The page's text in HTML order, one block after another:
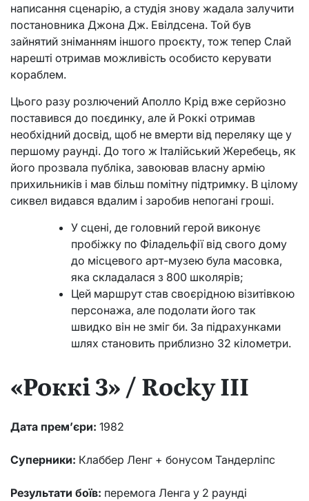
написання сценарію, а студія знову жадала залучити
постановника Джона Дж. Евілдсена. Той був
зайнятий зніманням іншого проєкту, тож тепер Слай
нарешті отримав можливість особисто керувати
кораблем.
Цього разу розлючений Аполло Крід вже серйозно
поставився до поєдинку, але й Роккі отримав
необхідний досвід, щоб не вмерти від переляку ще у
першому раунді. До того ж Італійський Жеребець, як
його прозвала публіка, завоював власну армію
прихильників і мав більш помітну підтримку. В цілому
сиквел видався вдалим і заробив непогані гроші.
У сцені, де головний герой виконує
пробіжку по Філадельфії від свого дому
до місцевого арт-музею була масовка,
яка складалася з 800 школярів;
Цей маршрут став своєрідною візитівкою
персонажа, але подолати його так
швидко він не зміг би. За підрахунками
шлях становить приблизно 32 кілометри.
«Роккі 3» / Rocky ІІІ
Дата прем’єри: 1982
Суперники: Клаббер Ленг + бонусом Тандерліпс
Результати боїв: перемога Ленга у 2 раунді